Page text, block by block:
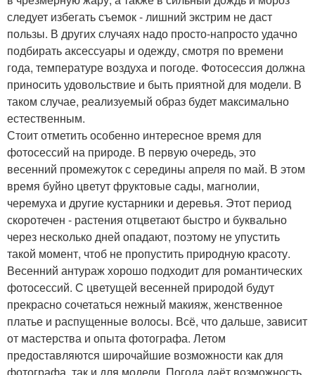
следует избегать съемок - лишний экстрим не даст
пользы. В других случаях надо просто-напросто удачно
подбирать аксессуары и одежду, смотря по времени
года, температуре воздуха и погоде. Фотосессия должна
приносить удовольствие и быть приятной для модели. В
таком случае, реализуемый образ будет максимально
естественным.
Стоит отметить особенно интересное время для
фотосессий на природе. В первую очередь, это
весенний промежуток с середины апреля по май. В этом
время буйно цветут фруктовые сады, магнолии,
черемуха и другие кустарники и деревья. Этот период
скоротечен - растения отцветают быстро и буквально
через несколько дней опадают, поэтому не упустить
такой момент, чтоб не пропустить природную красоту.
Весенний антураж хорошо подходит для романтических
фотосессий. С цветущей весенней природой будут
прекрасно сочетаться нежный макияж, женственное
платье и распущенные волосы. Всё, что дальше, зависит
от мастерства и опыта фотографа. Летом
предоставляются широчайшие возможности как для